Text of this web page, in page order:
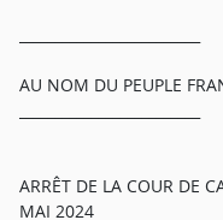
AU NOM DU PEUPLE
ARRÊT DE LA COUR DE
MAI 2024